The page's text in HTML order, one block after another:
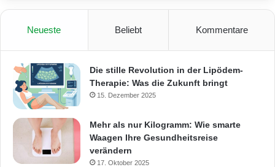
Neueste Beliebt Kommentare
Die stille Revolution in der Lipödem-
Therapie: Was die Zukunft bringt
15. Dezember 2025
Mehr als nur Kilogramm: Wie smarte
Waagen Ihre Gesundheitsreise
verändern
17. Oktober 2025